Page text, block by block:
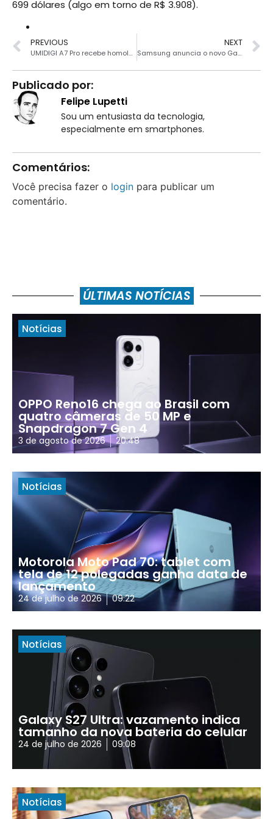
699 dólares (algo em torno de R$ 3.908).
PREVIOUS
UMIDIGI A7 Pro recebe homologação da Anatel
NEXT
Samsung anuncia o novo Galaxy M31 Prime Edition na Índia
Publicado por:
Felipe Lupetti
Sou um entusiasta da tecnologia,
especialmente em smartphones.
Comentários:
Você precisa fazer o login para publicar um
comentário.
ÚLTIMAS NOTÍCIAS
Notícias
OPPO Reno16 chega ao Brasil com
quatro câmeras de 50 MP e
Snapdragon 7 Gen 4
3 de agosto de 2026 20:48
Notícias
Motorola Moto Pad 70: tablet com
tela de 12 polegadas ganha data de
lançamento
24 de julho de 2026 09:22
Notícias
Galaxy S27 Ultra: vazamento indica
tamanho da nova bateria do celular
24 de julho de 2026 09:08
Notícias